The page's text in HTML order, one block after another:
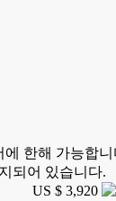
한해 가능합
되어 있습니다.
US $ 3,920